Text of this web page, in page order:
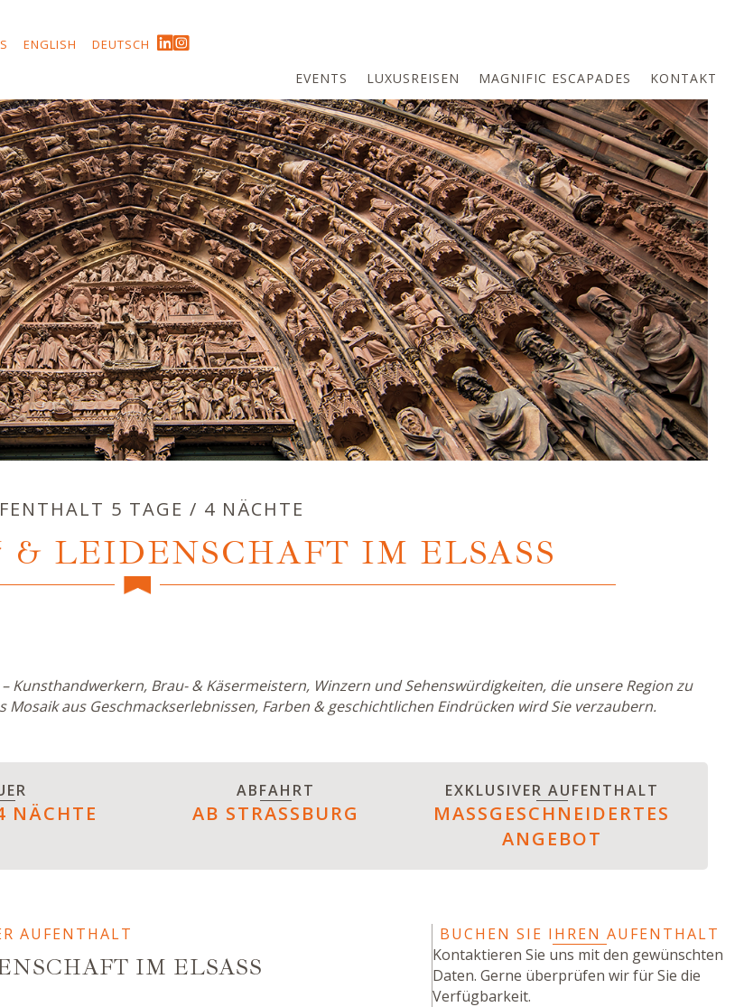
ENGLISH DEUTSCH
EVENTS LUXUSREISEN MAGNIFIC ESCAPADES KONTAKT
5 TAGE / 4 NÄCHTE
& LEIDENSCHAFT IM ELSASS
Kunsthandwerkern, Brau- & Käsermeistern, Winzern und Sehenswürdigkeiten, die unsere Region zu
aus Geschmackserlebnissen, Farben & geschichtlichen Eindrücken wird Sie verzaubern.
NÄCHTE
ABFAHRT
AB STRASSBURG
EXKLUSIVER AUFENTHALT
MASSGESCHNEIDERTES
ANGEBOT
AUFENTHALT
IM ELSASS
BUCHEN SIE IHREN AUFENTHALT
Kontaktieren Sie uns mit den gewünschten
Daten. Gerne überprüfen wir für Sie die
Verfügbarkeit.